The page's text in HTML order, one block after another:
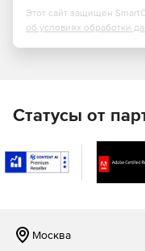
Этот сайт защищен
об условиях обработки
Статусы от
Москва